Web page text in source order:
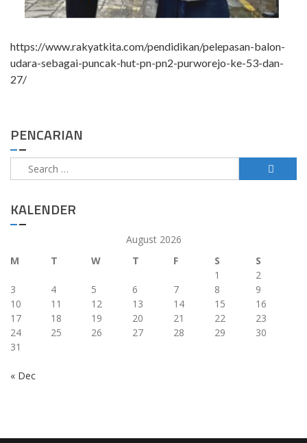
https://www.rakyatkita.com/pendidikan/pelepasan-balon-
udara-sebagai-puncak-hut-pn-pn2-purworejo-ke-53-dan-
27/
PENCARIAN
Search
for:
KALENDER
August 2026
M
T W T F S
S
1
2
3
4 5 6 7 8
9
10
11 12 13 14 15
16
17
18 19 20 21 22
23
24
25 26 27 28 29
30
31
« Dec